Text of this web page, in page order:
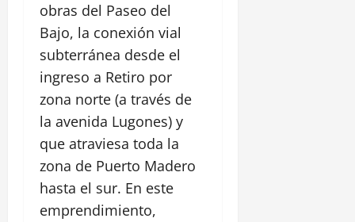
obras del Paseo del
Bajo, la conexión vial
subterránea desde el
ingreso a Retiro por
zona norte (a través de
la avenida Lugones) y
que atraviesa toda la
zona de Puerto Madero
hasta el sur. En este
emprendimiento,